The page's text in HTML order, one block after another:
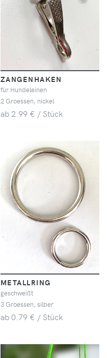
ZANGENHAKEN
für Hundeleinen
2 Groessen, nickel
ab 2.99 € / Stück
METALLRING
geschweißt
3 Groessen, silber
ab 0.79 € / Stück